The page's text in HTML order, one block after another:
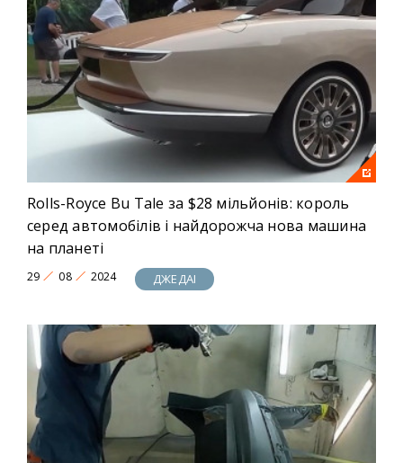
Rolls-Royce Bu Tale за $28 мільйонів: король
серед автомобілів і найдорожча нова машина
на планеті
29 08 2024 ДЖЕДАІ